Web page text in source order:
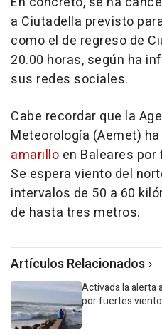
a Ciutadella previsto
como el de regreso de
20.00 horas, según ha
sus redes sociales.
Cabe recordar que la
Meteorología (Aemet)
amarillo en Baleares
Se espera viento del
intervalos de 50 a 60
de hasta tres metros.
Artículos Relacionados
Activada la alerta
por fuertes